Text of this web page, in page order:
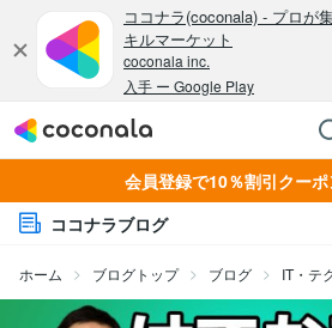
会員登録で10％割引クーポ
ココナラブログ
ホーム ブログトップ ブログ IT・テ